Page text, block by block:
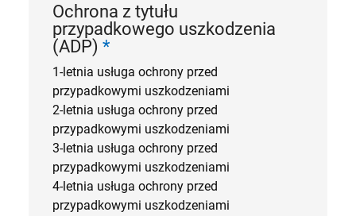
Ochrona z tytułu
przypadkowego uszkodzenia
(ADP) *
1-letnia usługa ochrony przed
przypadkowymi uszkodzeniami
2-letnia usługa ochrony przed
przypadkowymi uszkodzeniami
3-letnia usługa ochrony przed
przypadkowymi uszkodzeniami
4-letnia usługa ochrony przed
przypadkowymi uszkodzeniami